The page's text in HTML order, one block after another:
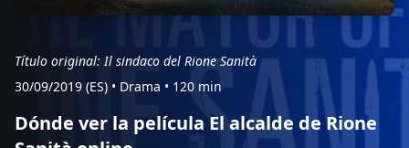
Título original: Il sindaco del Rione Sanità
30/09/2019 (ES) • Drama • 120 min
Dónde ver la película El alcalde de Rione